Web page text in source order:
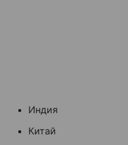
Индия
Китай